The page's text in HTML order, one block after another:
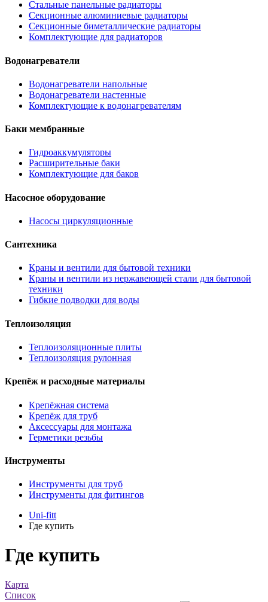
Стальные панельные радиаторы
Секционные алюминиевые радиаторы
Секционные биметаллические радиаторы
Комплектующие для радиаторов
Водонагреватели
Водонагреватели напольные
Водонагреватели настенные
Комплектующие к водонагревателям
Баки мембранные
Гидроаккумуляторы
Расширительные баки
Комплектующие для баков
Насосное оборудование
Насосы циркуляционные
Сантехника
Краны и вентили для бытовой техники
Краны и вентили из нержавеющей стали для бытовой
техники
Гибкие подводки для воды
Теплоизоляция
Теплоизоляционные плиты
Теплоизоляция рулонная
Крепёж и расходные материалы
Крепёжная система
Крепёж для труб
Аксессуары для монтажа
Герметики резьбы
Инструменты
Инструменты для труб
Инструменты для фитингов
Uni-fitt
Где купить
Где купить
Карта
Список